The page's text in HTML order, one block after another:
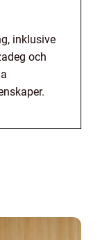
inklusive
och